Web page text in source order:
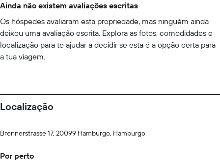
Ainda não existem avaliações escritas
Os hóspedes avaliaram esta propriedade, mas ninguém ainda
deixou uma avaliação escrita. Explora as fotos, comodidades e
localização para te ajudar a decidir se esta é a opção certa para
a tua viagem.
Localização
Brennerstrasse 17, 20099 Hamburgo, Hamburgo
Por perto